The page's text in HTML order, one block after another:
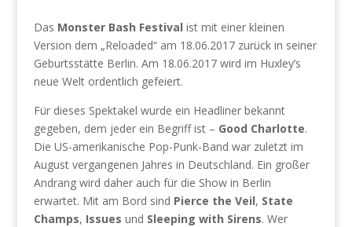
Das Monster Bash Festival ist mit einer kleinen
Version dem „Reloaded“ am 18.06.2017 zurück in seiner
Geburtsstätte Berlin. Am 18.06.2017 wird im Huxley’s
neue Welt ordentlich gefeiert.
Für dieses Spektakel wurde ein Headliner bekannt
gegeben, dem jeder ein Begriff ist – Good Charlotte.
Die US-amerikanische Pop-Punk-Band war zuletzt im
August vergangenen Jahres in Deutschland. Ein großer
Andrang wird daher auch für die Show in Berlin
erwartet. Mit am Bord sind Pierce the Veil, State
Champs, Issues und Sleeping with Sirens. Wer